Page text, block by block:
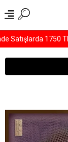
1750